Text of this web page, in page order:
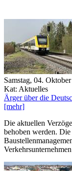
Samstag, 04.
Kat: Aktuelles
Ärger über die
[mehr]
Die aktuellen
behoben werden.